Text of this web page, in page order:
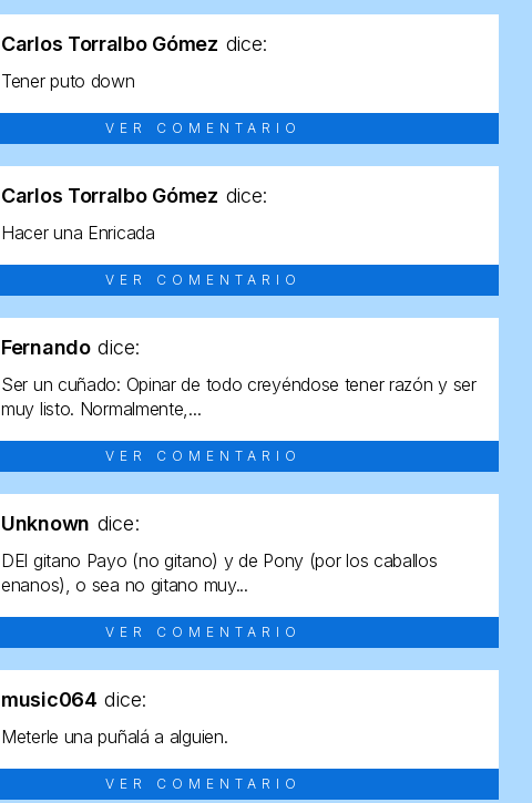
Carlos Torralbo Gómez dice:
Tener puto down
VER COMENTARIO
Carlos Torralbo Gómez dice:
Hacer una Enricada
VER COMENTARIO
Fernando dice:
Ser un cuñado: Opinar de todo creyéndose tener razón y ser
muy listo. Normalmente,...
VER COMENTARIO
Unknown dice:
DEl gitano Payo (no gitano) y de Pony (por los caballos
enanos), o sea no gitano muy...
VER COMENTARIO
music064 dice:
Meterle una puñalá a alguien.
VER COMENTARIO